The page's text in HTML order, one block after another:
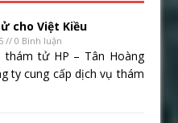
cho Việt Kiều
// 0 Bình luận
thám tử HP – Tân Hoàng
ty cung cấp dịch vụ thám